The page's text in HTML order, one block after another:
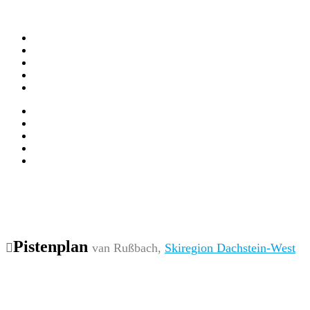
Pistenplan van Rußbach, Skiregion Dachstein-West